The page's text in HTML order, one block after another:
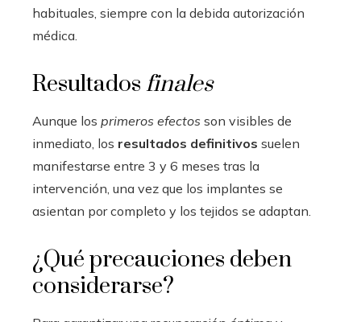
habituales, siempre con la debida autorización
médica.
Resultados finales
Aunque los primeros efectos son visibles de
inmediato, los resultados definitivos suelen
manifestarse entre 3 y 6 meses tras la
intervención, una vez que los implantes se
asientan por completo y los tejidos se adaptan.
¿Qué precauciones deben
considerarse?